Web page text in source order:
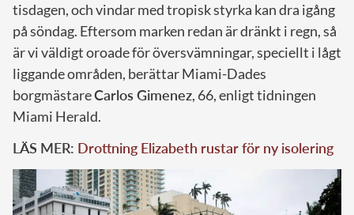
tisdagen, och vindar med tropisk styrka kan dra igång
på söndag. Eftersom marken redan är dränkt i regn, så
är vi väldigt oroade för översvämningar, speciellt i lågt
liggande områden, berättar Miami-Dades
borgmästareCarlos Gimenez, 66, enligt tidningen
Miami Herald.
LÄS MER: Drottning Elizabeth rustar för ny isolering